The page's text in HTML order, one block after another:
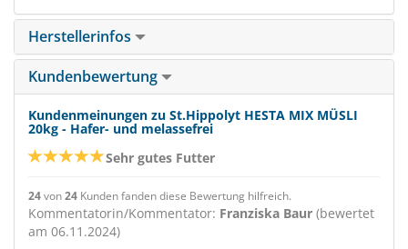
Herstellerinfos
Kundenbewertung
Kundenmeinungen zu St.Hippolyt HESTA MIX MÜSLI
20kg - Hafer- und melassefrei
Sehr gutes Futter
24von24 Kunden fanden diese Bewertung hilfreich.
Kommentatorin/Kommentator: Franziska Baur (bewertet
am 06.11.2024)